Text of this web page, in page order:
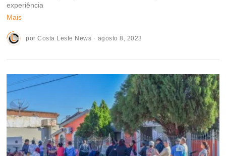
experiência
Mais
porCosta Leste News agosto 8, 2023